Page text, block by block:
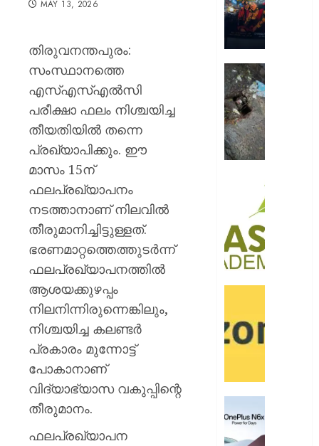
MAY 13, 2026
തിരുവനന്തപുരം:
സംസ്ഥാനത്തെ
എസ്എസ്എൽസി
പരീക്ഷാ ഫലം നിശ്ചയിച്ച
തീയതിയിൽ തന്നെ
പ്രഖ്യാപിക്കും. ഈ
മാസം 15ന്
ഫലപ്രഖ്യാപനം
നടത്താനാണ് നിലവിൽ
തീരുമാനിച്ചിട്ടുള്ളത്.
ഭരണമാറ്റത്തെത്തുടർന്ന്
ഫലപ്രഖ്യാപനത്തിൽ
ആശയക്കുഴപ്പം
നിലനിന്നിരുന്നെങ്കിലും,
നിശ്ചയിച്ച കലണ്ടർ
പ്രകാരം മുന്നോട്ട്
പോകാനാണ്
വിദ്യാഭ്യാസ വകുപ്പിന്റെ
തീരുമാനം.
ഫലപ്രഖ്യാപന